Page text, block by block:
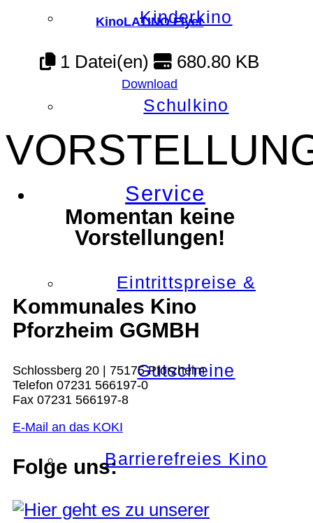
Kinderkino
Schulkino
Service
Eintrittspreise &
Gutscheine
Barrierefreies Kino
KinoLATINO Flyer
1 Datei(en) 680.80 KB
Download
Momentan keine
Vorstellungen!
Kommunales Kino
Pforzheim GGMBH
Schlossberg 20 | 75175 Pforzheim
Telefon 07231 566197-0
Fax 07231 566197-8
E-Mail an das KOKI
Folge uns: